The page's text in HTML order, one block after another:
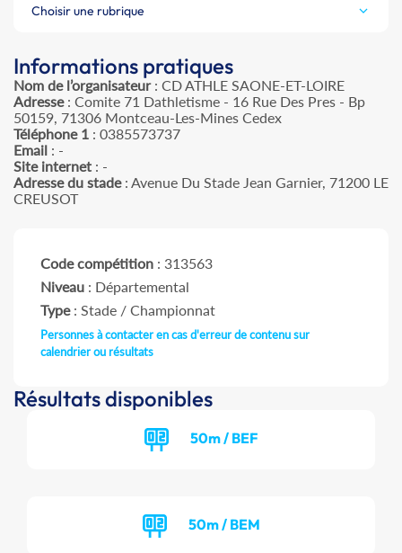
Choisir une rubrique
Informations pratiques
Nom de l’organisateur: CD ATHLE SAONE-ET-LOIRE
Adresse: Comite 71 Dathletisme - 16 Rue Des Pres - Bp
50159, 71306 Montceau-Les-Mines Cedex
Téléphone 1 : 0385573737
Email : -
Site internet : -
Adresse du stade: Avenue Du Stade Jean Garnier, 71200 LE
CREUSOT
Code compétition : 313563
Niveau : Départemental
Type: Stade / Championnat
Personnes à contacter en cas d'erreur de contenu sur
calendrier ou résultats
Résultats disponibles
50m / BEF
50m / BEM